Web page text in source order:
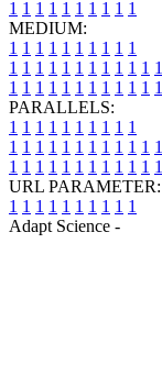
1 1 1 1 1 1 1 1 1 1
MEDIUM:
1 1 1 1 1 1 1 1 1 1
1 1 1 1 1 1 1 1 1 1 1 1
1 1 1 1 1 1 1 1 1 1 1 1
PARALLELS:
1 1 1 1 1 1 1 1 1 1
1 1 1 1 1 1 1 1 1 1 1 1
1 1 1 1 1 1 1 1 1 1 1 1
URL PARAMETER:
1 1 1 1 1 1 1 1 1 1
Adapt Science -